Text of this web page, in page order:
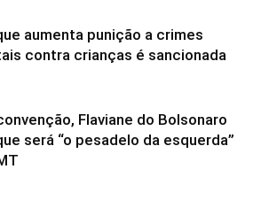
aumenta punição a crimes
contra crianças é sancionada
Flaviane do Bolsonaro
será “o pesadelo da esquerda”